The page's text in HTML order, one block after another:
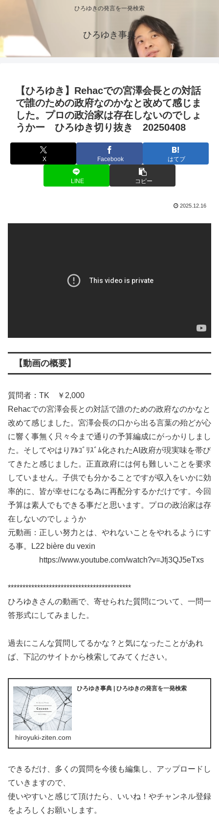
ひろゆきの発言を一発検索
ひろゆき事典
【ひろゆき】Rehacでの宮澤会長との対話
で誰のための政府なのかなと改めて感じま
した。プロの政治家は存在しないのでしょ
うかー ひろゆき切り抜き 20250408
X Facebook はてブ
LINE コピー
2025.12.16
【動画の概要】
質問者：TK ￥2,000
Rehacでの宮澤会長との対話で誰のための政府なのかなと
改めて感じました。宮澤会長の口から出る言葉の殆どが心
に響く事無く只々今まで通りの予算編成にがっかりしまし
た。そしてやはりｱﾙｺﾞﾘｽﾞﾑ化されたAI政府が現実味を帯び
てきたと感じました。正直政府には何も難しいことを要求
していません。子供でも分かることですが収入をいかに効
率的に、皆が幸せになる為に再配分するかだけです。今回
予算は素人でもできる事だと思います。プロの政治家は存
在しないのでしょうか
元動画：正しい努力とは、やれないことをやれるようにす
る事。L22 bière du vexin
https://www.youtube.com/watch?v=Jfj3QJ5eTxs
******************************************
ひろゆきさんの動画で、寄せられた質問について、一問一
答形式にしてみました。
過去にこんな質問してるかな？と気になったことがあれ
ば、下記のサイトから検索してみてください。
ひろゆき事典 | ひろゆきの発言を一発検索
hiroyuki-ziten.com
できるだけ、多くの質問を今後も編集し、アップロードし
ていきますので、
使いやすいと感じて頂けたら、いいね！やチャンネル登録
をよろしくお願いします。